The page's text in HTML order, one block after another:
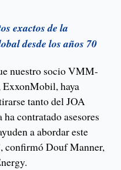
exactos de la
desde los años 70
nuestro socio VMM-
ExxonMobil, haya
tanto del JOA
contratado asesores
a abordar este
confirmó Douf Manner,